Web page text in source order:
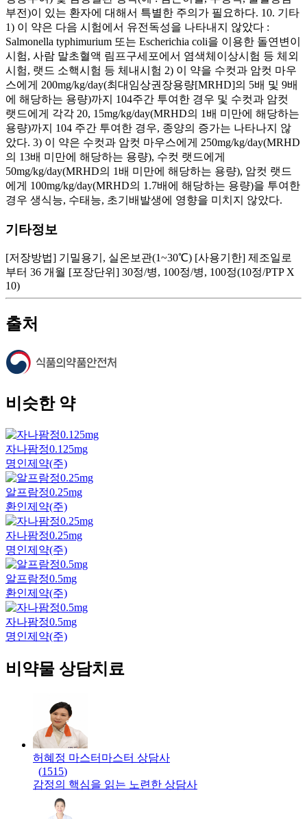
부전)이 있는 환자에 대해서 특별한 주의가 필요하다. 10. 기타
1) 이 약은 다음 시험에서 유전독성을 나타내지 않았다 :
Salmonella typhimurium 또는 Escherichia coli을 이용한 돌연변이
시험, 사람 말초혈액 림프구세포에서 염색체이상시험 등 체외
시험, 랫드 소핵시험 등 체내시험 2) 이 약을 수컷과 암컷 마우
스에게 200mg/kg/day(최대임상권장용량[MRHD]의 5배 및 9배
에 해당하는 용량)까지 104주간 투여한 경우 및 수컷과 암컷
랫드에게 각각 20, 15mg/kg/day(MRHD의 1배 미만에 해당하는
용량)까지 104 주간 투여한 경우, 종양의 증가는 나타나지 않
았다. 3) 이 약은 수컷과 암컷 마우스에게 250mg/kg/day(MRHD
의 13배 미만에 해당하는 용량), 수컷 랫드에게
50mg/kg/day(MRHD의 1배 미만에 해당하는 용량), 암컷 랫드
에게 100mg/kg/day(MRHD의 1.7배에 해당하는 용량)을 투여한
경우 생식능, 수태능, 초기배발생에 영향을 미치지 않았다.
기타정보
[저장방법] 기밀용기, 실온보관(1~30℃) [사용기한] 제조일로
부터 36 개월 [포장단위] 30정/병, 100정/병, 100정(10정/PTP X
10)
출처
비슷한 약
자나팜정0.125mg
명인제약(주)
알프람정0.25mg
환인제약(주)
자나팜정0.25mg
명인제약(주)
알프람정0.5mg
환인제약(주)
자나팜정0.5mg
명인제약(주)
비약물 상담치료
허혜정 마스터 마스터 상담사
(1515)
감정의 핵심을 읽는 노련한 상담사